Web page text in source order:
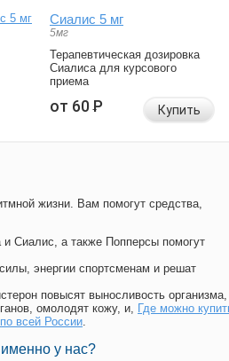
Сиалис 5 мг
5мг
Терапевтическая дозировка
Сиалиса для курсового
приема
от 60Р Купить
жизни. Вам помогут средства,
и Сиалис, а также Попперсы помогут
энергии спортсменам и решат
повысят выносливость организма,
омолодят кожу, и, Где можно
всей России.
у нас?